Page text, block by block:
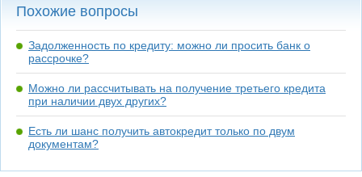
Похожие вопросы
Задолженность по кредиту: можно ли просить банк о
рассрочке?
Можно ли рассчитывать на получение третьего кредита
при наличии двух других?
Есть ли шанс получить автокредит только по двум
документам?